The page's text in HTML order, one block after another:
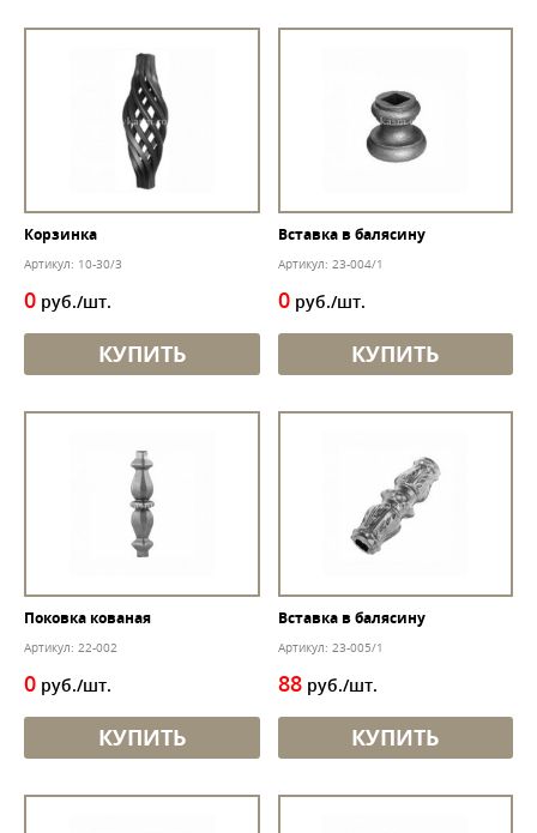
Корзинка
Артикул: 10-30/3
0 руб./шт.
КУПИТЬ
Вставка в балясину
Артикул: 23-004/1
0руб./шт.
КУПИТЬ
Поковка кованая
Артикул: 22-002
0 руб./шт.
КУПИТЬ
Вставка в балясину
Артикул: 23-005/1
88руб./шт.
КУПИТЬ